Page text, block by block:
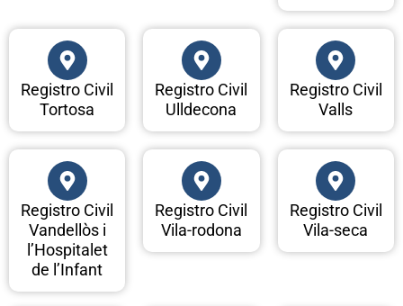
Registro Civil
Tortosa
Registro Civil
Ulldecona
Registro Civil
Valls
Registro Civil
Vandellòs i
l’Hospitalet
de l’Infant
Registro Civil
Vila-rodona
Registro Civil
Vila-seca